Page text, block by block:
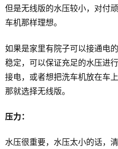
但是无线版的水压较小，对付
车机那样理想。
如果是家里有院子可以接通电
稳定，可以保证充足的水压进
接电，或者想把洗车机放在车
那就选择无线版。
压力：
水压很重要，水压太小的话，